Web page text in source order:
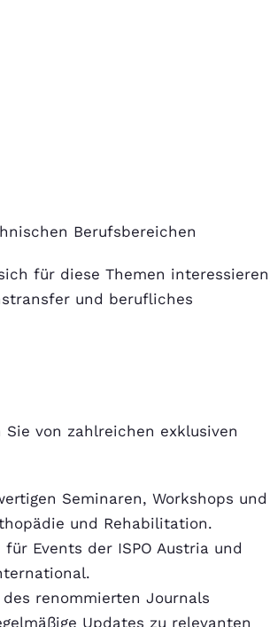
Berufsbereichen
für diese Themen
und berufliches
von zahlreichen exklusiven
Seminaren, Workshops und
und Rehabilitation.
Events der ISPO Austria und
des renommierten Journals
Updates zu relevanten